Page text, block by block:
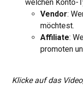
welchen Konto-
Vendor:
möchtest.
Affiliate:
promoten
Klicke auf das